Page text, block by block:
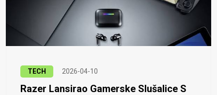
TECH 2026-04-10
Razer Lansirao Gamerske Slušalice S